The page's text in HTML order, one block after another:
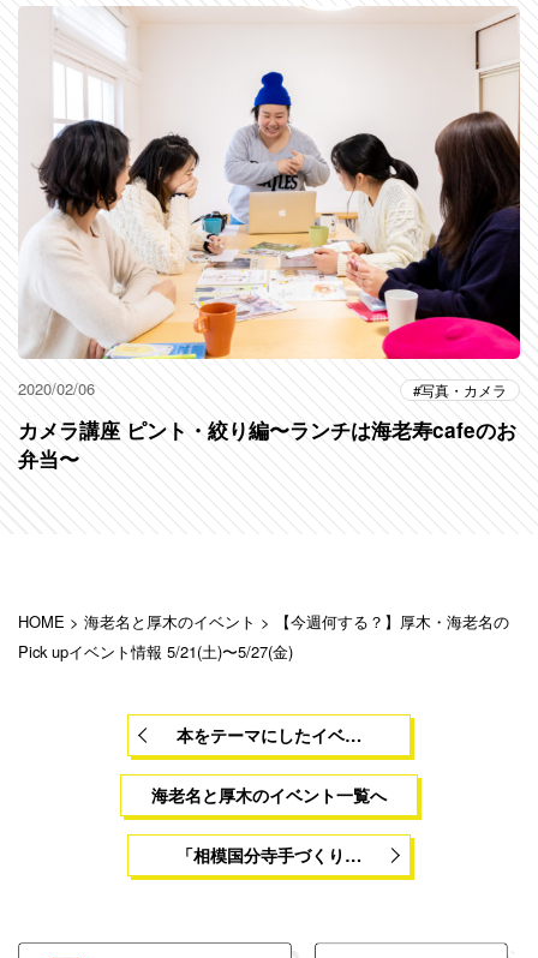
2020/02/06 写真・カメラ
カメラ講座 ピント・絞り編〜ランチは海老寿cafeのお
弁当〜
HOME > 海老名と厚木のイベント >
【今週何する？】厚木・海老名の
Pick upイベント情報 5/21(土)〜5/27(金)
本をテーマにしたイベ…
海老名と厚木のイベント一覧へ
「相模国分寺手づくり…